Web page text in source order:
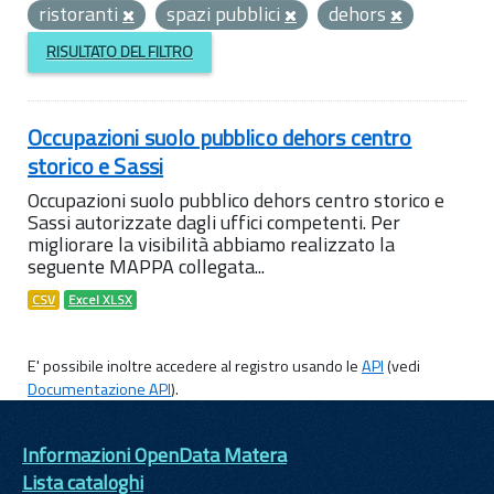
ristoranti
spazi pubblici dehors
RISULTATO DEL FILTRO
Occupazioni suolo pubblico dehors centro
storico e Sassi
Occupazioni suolo pubblico dehors centro storico e
Sassi autorizzate dagli uffici competenti. Per
migliorare la visibilità abbiamo realizzato la
seguente MAPPA collegata...
CSV Excel XLSX
E' possibile inoltre accedere al registro usando leAPI(vedi
Documentazione API).
Informazioni OpenData Matera
Lista cataloghi